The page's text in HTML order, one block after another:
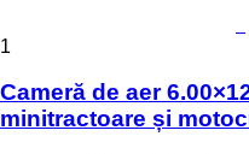
1
Cameră de aer
minitractoare și